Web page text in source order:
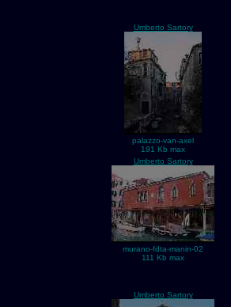
Umberto Sartory
palazzo-van-axel
191 Kb max
Umberto Sartory
murano-fdta-manin-02
111 Kb max
Umberto Sartory